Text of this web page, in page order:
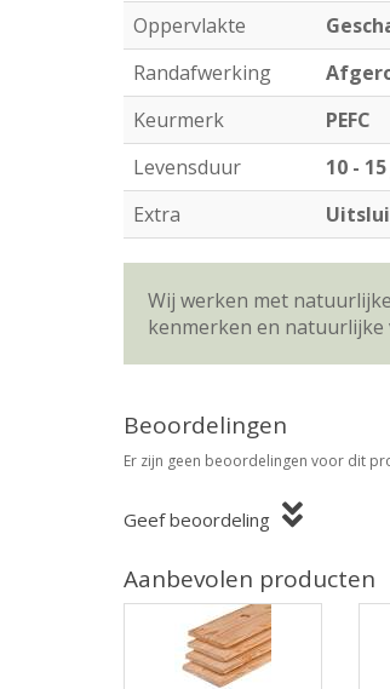
Oppervlakte
Randafwerking
Keurmerk
PEFC
Levensduur
10 -
Extra
Wij werken met
kenmerken en natuurlijke
Beoordelingen
Er zijn geen beoordelingen voor dit
Geef beoordeling
Aanbevolen producten